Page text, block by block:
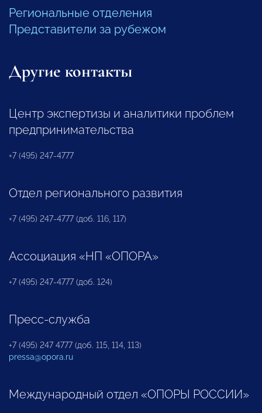
Региональные отделения
Представители за рубежом
Другие контакты
Центр экспертизы и аналитики проблем
предпринимательства
+7 (495) 247-4777
Отдел регионального развития
+7 (495) 247-4777 (доб. 116, 117)
Ассоциация «НП «ОПОРА»
+7 (495) 247-4777 (доб. 124)
Пресс-служба
+7 (495) 247 4777 (доб. 115, 114, 113)
pressa@opora.ru
Международный отдел «ОПОРЫ РОССИИ»